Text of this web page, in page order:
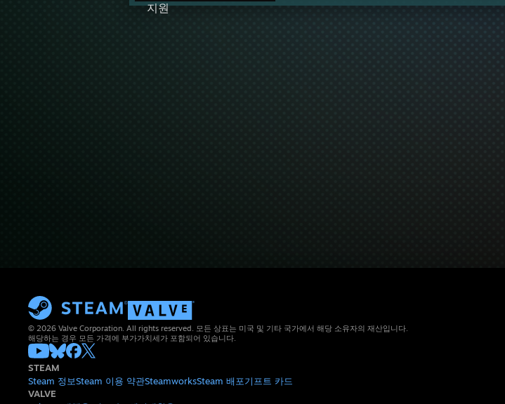
지원
© 2026 Valve Corporation. All rights reserved. 모든 상표는 미국 및 기타 국가에서 해당 소유자의 재산입니다.
해당하는 경우 모든 가격에 부가가치세가 포함되어 있습니다.
STEAM
Steam 정보Steam 이용 약관SteamworksSteam 배포기프트 카드
VALVE